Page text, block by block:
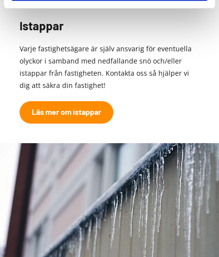
Istappar
Varje fastighetsägare är själv ansvarig för eventuella
olyckor i samband med nedfallande snö och/eller
istappar från fastigheten. Kontakta oss så hjälper vi
dig att säkra din fastighet!
Läs mer om istappar